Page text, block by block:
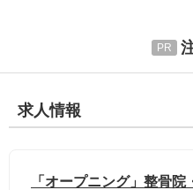
求人情報
「オープニング」整骨